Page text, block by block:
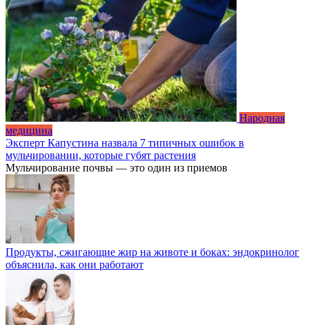
Народная
медицина
Эксперт Капустина назвала 7 типичных ошибок в
мульчировании, которые губят растения
Мульчирование почвы — это один из приемов
Продукты, сжигающие жир на животе и боках: эндокринолог
объяснила, как они работают